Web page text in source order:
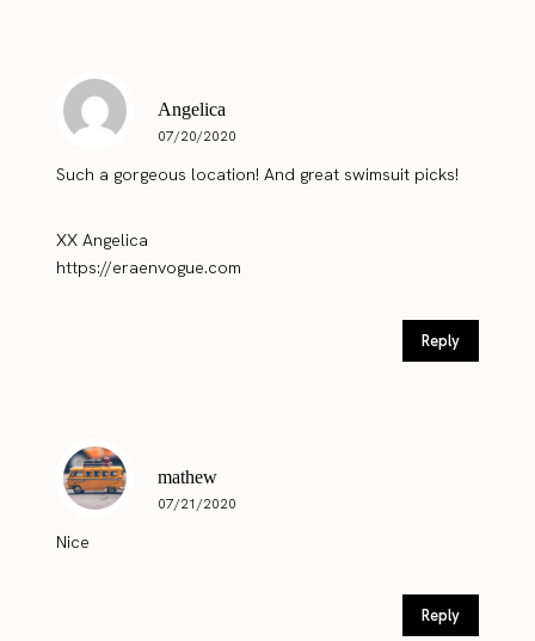
Angelica
07/20/2020
Such a gorgeous location! And great swimsuit picks!
XX Angelica
https://eraenvogue.com
Reply
mathew
07/21/2020
Nice
Reply